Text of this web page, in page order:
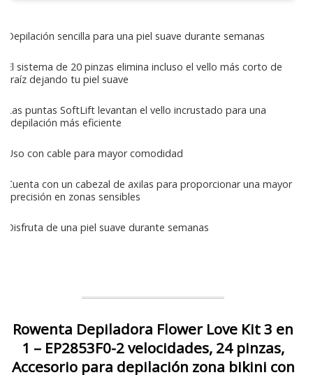
Depilación sencilla para una piel suave durante semanas
El sistema de 20 pinzas elimina incluso el vello más corto de
raíz dejando tu piel suave
Las puntas SoftLift levantan el vello incrustado para una
depilación más eficiente
Uso con cable para mayor comodidad
Cuenta con un cabezal de axilas para proporcionar una mayor
precisión en zonas sensibles
Disfruta de una piel suave durante semanas
Rowenta Depiladora Flower Love Kit 3 en
1 – EP2853F0-2 velocidades, 24 pinzas,
Accesorio para depilación zona bikini con